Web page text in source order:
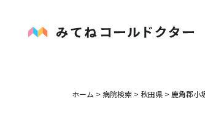
ホーム > 病院検索 > 秋田県 > 鹿角郡小